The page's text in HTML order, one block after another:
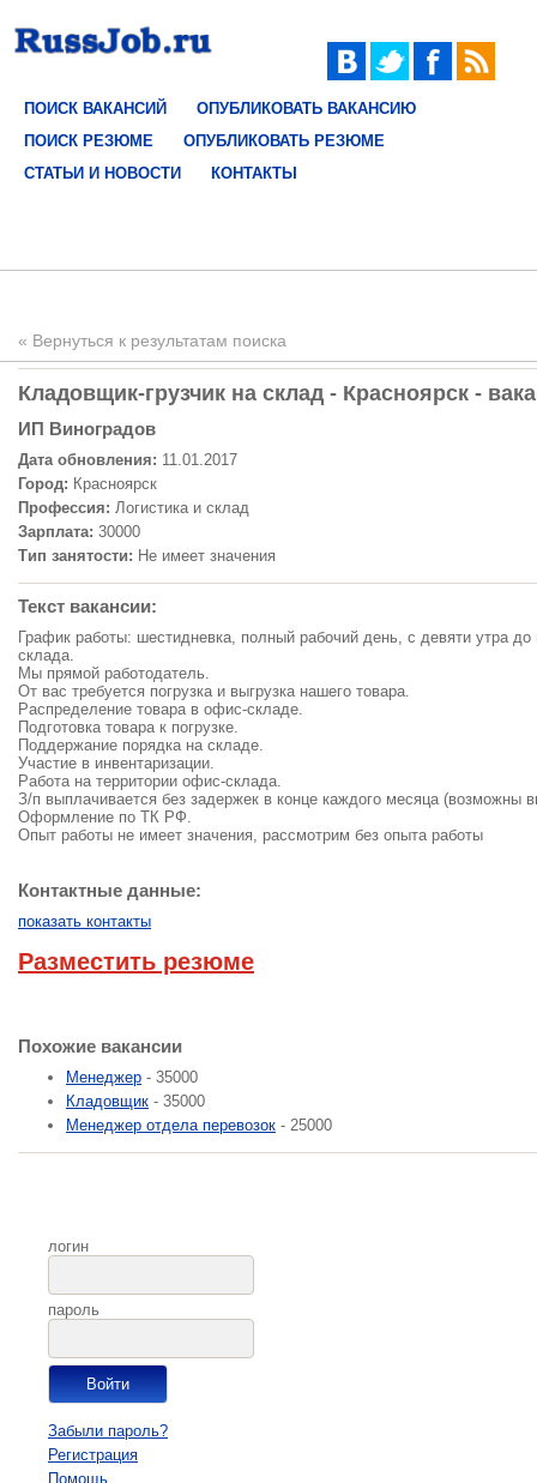
ПОИСК ВАКАНСИЙ
ОПУБЛИКОВАТЬ ВАКАНСИЮ
ПОИСК РЕЗЮМЕ
ОПУБЛИКОВАТЬ РЕЗЮМЕ
СТАТЬИ И НОВОСТИ
КОНТАКТЫ
« Вернуться к результатам поиска
Кладовщик-грузчик на склад - Красноярск -
ИП Виноградов
Дата обновления: 11.01.2017
Город: Красноярск
Профессия: Логистика и склад
Зарплата: 30000
Тип занятости: Не имеет значения
Текст вакансии:
График работы: шестидневка, полный рабочий день, с девяти утра
склада.
Мы прямой работодатель.
От вас требуется погрузка и выгрузка нашего товара.
Распределение товара в офис-складе.
Подготовка товара к погрузке.
Поддержание порядка на складе.
Участие в инвентаризации.
Работа на территории офис-склада.
З/п выплачивается без задержек в конце каждого месяца
Оформление по ТК РФ.
Опыт работы не имеет значения, рассмотрим без опыта работы
Контактные данные:
показать контакты
Разместить резюме
Похожие вакансии
Менеджер - 35000
Кладовщик - 35000
Менеджер отдела перевозок - 25000
логин
пароль
Забыли пароль?
Регистрация
Помощь